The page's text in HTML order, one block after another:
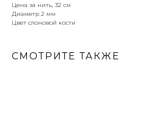
Цена за нить, 32 см
Диаметр 2 мм
Цвет слоновой кости
СМОТРИТЕ ТАКЖЕ